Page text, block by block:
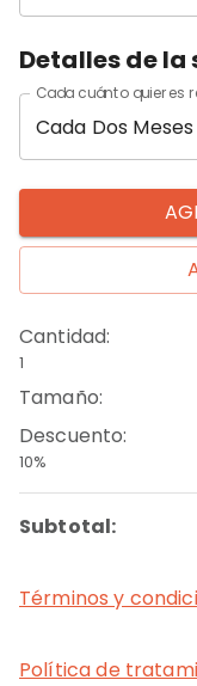
Detalles de
Cada cuánto quieres
Cada Dos Meses
Cantidad:
1
Tamaño:
Descuento:
10%
Subtotal:
Términos y
Política de